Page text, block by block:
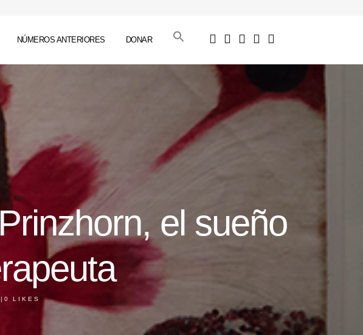
NÚMEROS ANTERIORES DONAR
el sueño
| 0 LIKES